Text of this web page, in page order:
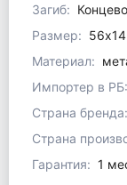
Загиб:
Размер:
Материал:
Импортер в РБ:
Страна бренда:
Страна
Гарантия: 1